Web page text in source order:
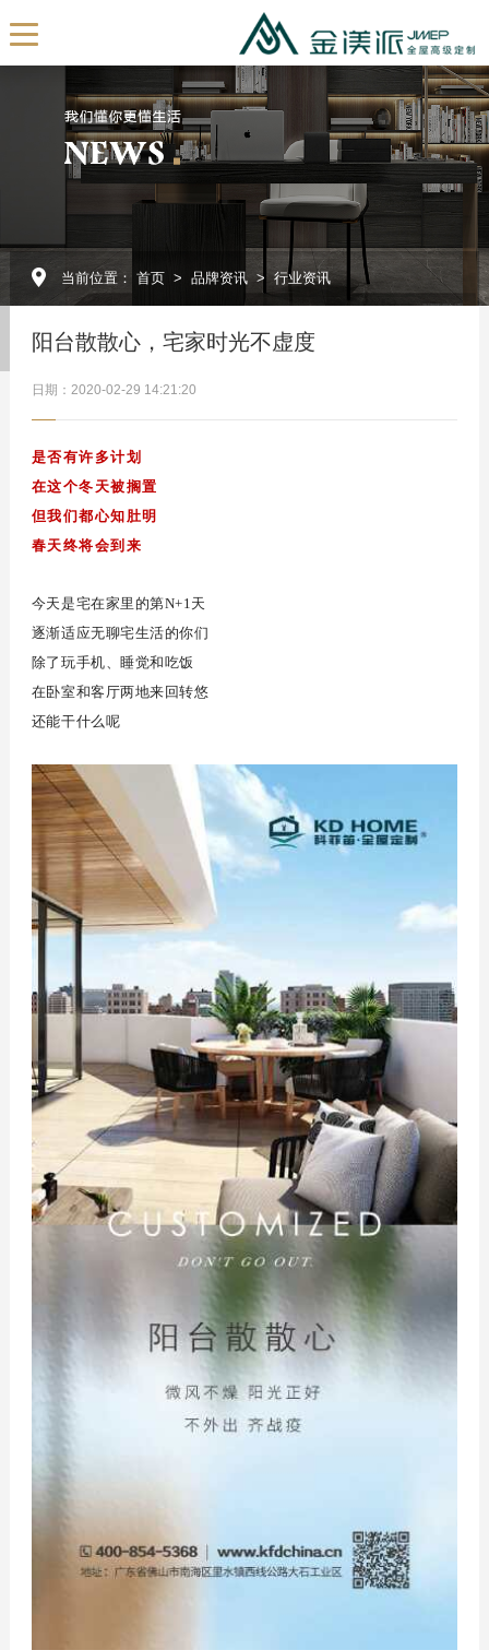
于我们
发展历程
我们的团队
展厅展示
屋订制
产品定制
空间定制
综合系列
牌资讯
公司动态
行业资讯
品案例
商加盟
加盟优势
条件与流程
智造4.0
门店形象
势服务
预约测量
系我们
联系方式
在线留言
当前位置： 首页 > 品牌资讯 > 行业资讯
阳台散散心，宅家时光不虚度
日期：2020-02-29 14:21:20
是否有许多计划
在这个冬天被搁置
但我们都心知肚明
春天终将会到来
今天是宅在家里的第N+1天
逐渐适应无聊宅生活的你们
除了玩手机、睡觉和吃饭
在卧室和客厅两地来回转悠
还能干什么呢